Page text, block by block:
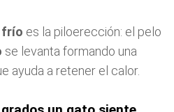
frío es la piloerección: el pelo
se levanta formando una
ayuda a retener el calor.